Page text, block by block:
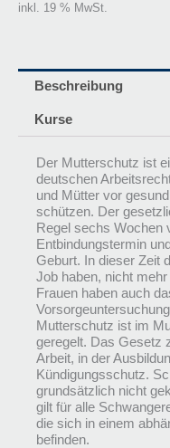
inkl. 19 % MwSt.
Beschreibung
Kurse
Der Mutterschutz ist
deutschen
und Mütter vor
schützen. Der
Regel sechs Wochen
Entbindungstermin
Geburt. In dieser Zeit
Job haben, nicht
Frauen haben auch
Mutterschutz ist im
geregelt. Das Gesetz
Arbeit, in der
Kündigungsschutz.
grundsätzlich nicht
gilt für alle
die sich in einem
befinden.